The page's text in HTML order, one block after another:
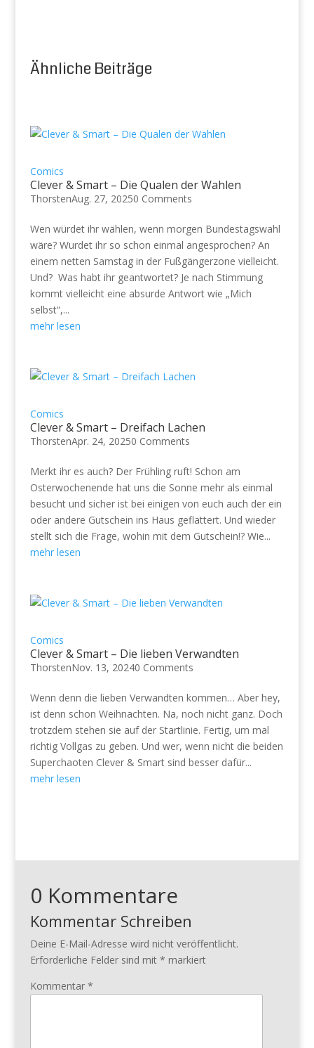
Ähnliche Beiträge
Comics
Clever & Smart – Die Qualen der Wahlen
ThorstenAug. 27, 20250 Comments
Wen würdet ihr wählen, wenn morgen Bundestagswahl
wäre? Wurdet ihr so schon einmal angesprochen? An
einem netten Samstag in der Fußgängerzone vielleicht.
Und? Was habt ihr geantwortet? Je nach Stimmung
kommt vielleicht eine absurde Antwort wie „Mich
selbst“,...
mehr lesen
Comics
Clever & Smart – Dreifach Lachen
ThorstenApr. 24, 20250 Comments
Merkt ihr es auch? Der Frühling ruft! Schon am
Osterwochenende hat uns die Sonne mehr als einmal
besucht und sicher ist bei einigen von euch auch der ein
oder andere Gutschein ins Haus geflattert. Und wieder
stellt sich die Frage, wohin mit dem Gutschein!? Wie...
mehr lesen
Comics
Clever & Smart – Die lieben Verwandten
ThorstenNov. 13, 20240 Comments
Wenn denn die lieben Verwandten kommen… Aber hey,
ist denn schon Weihnachten. Na, noch nicht ganz. Doch
trotzdem stehen sie auf der Startlinie. Fertig, um mal
richtig Vollgas zu geben. Und wer, wenn nicht die beiden
Superchaoten Clever & Smart sind besser dafür...
mehr lesen
0 Kommentare
Kommentar Schreiben
Deine E-Mail-Adresse wird nicht veröffentlicht.
Erforderliche Felder sind mit * markiert
Kommentar *